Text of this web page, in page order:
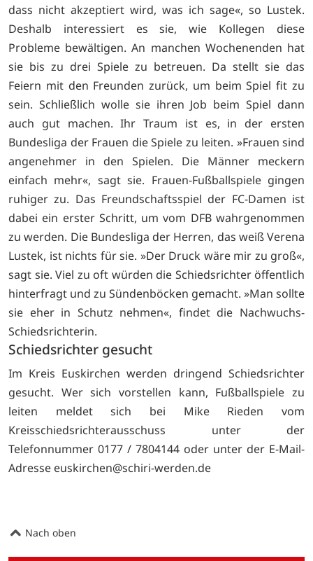
dass nicht akzeptiert wird, was ich sage«, so Lustek.
Deshalb interessiert es sie, wie Kollegen diese
Probleme bewältigen. An manchen Wochenenden hat
sie bis zu drei Spiele zu betreuen. Da stellt sie das
Feiern mit den Freunden zurück, um beim Spiel fit zu
sein. Schließlich wolle sie ihren Job beim Spiel dann
auch gut machen. Ihr Traum ist es, in der ersten
Bundesliga der Frauen die Spiele zu leiten. »Frauen sind
angenehmer in den Spielen. Die Männer meckern
einfach mehr«, sagt sie. Frauen-Fußballspiele gingen
ruhiger zu. Das Freundschaftsspiel der FC-Damen ist
dabei ein erster Schritt, um vom DFB wahrgenommen
zu werden. Die Bundesliga der Herren, das weiß Verena
Lustek, ist nichts für sie. »Der Druck wäre mir zu groß«,
sagt sie. Viel zu oft würden die Schiedsrichter öffentlich
hinterfragt und zu Sündenböcken gemacht. »Man sollte
sie eher in Schutz nehmen«, findet die Nachwuchs-
Schiedsrichterin.
Schiedsrichter gesucht
Im Kreis Euskirchen werden dringend Schiedsrichter
gesucht. Wer sich vorstellen kann, Fußballspiele zu
leiten meldet sich bei Mike Rieden vom
Kreisschiedsrichterausschuss unter der
Telefonnummer 0177 / 7804144 oder unter der E-Mail-
Adresse euskirchen@schiri-werden.de
Nach oben